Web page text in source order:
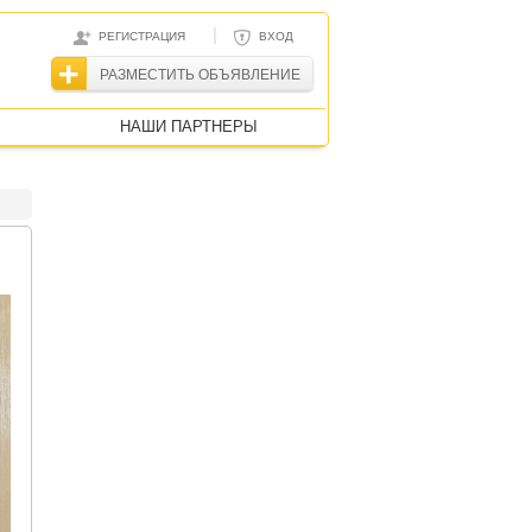
РЕГИСТРАЦИЯ | ВХОД
РАЗМЕСТИТЬ ОБЪЯВЛЕНИЕ
НАШИ ПАРТНЕРЫ